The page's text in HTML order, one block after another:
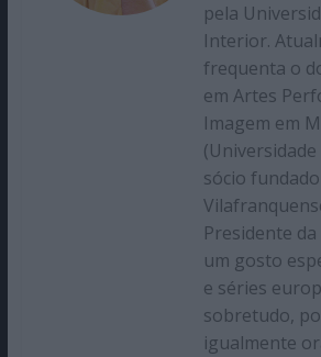
pela
Interior.
frequenta o
em Artes
Imagem em
(Universidade
sócio
Presidente
um gosto
e séries
sobretudo,
igualmente